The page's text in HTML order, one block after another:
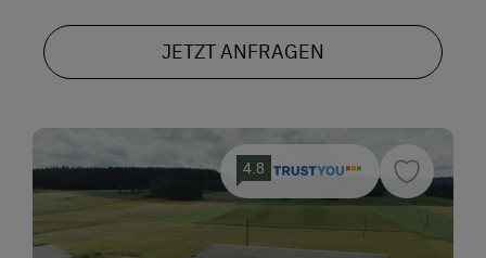
Nationalpark
Nordic Walking
Ponyreiten
Radwege
Reiten
JETZT ANFRAGEN
4.8